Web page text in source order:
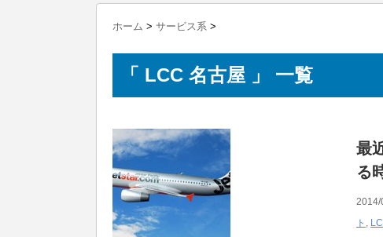
ホーム > サービス系 >
「 LCC 名古屋 」 一覧
最
る
2014/
ト ,